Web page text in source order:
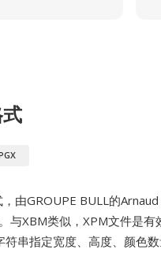
由GROUPE BULL的
与XBM类似，XPM文件是有
串指定宽度、高度、颜色